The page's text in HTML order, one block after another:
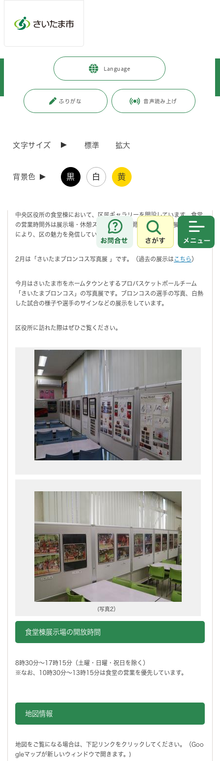
Language
ふりがな 音声読み上げ
文字サイズ 標準 拡大
背景色 黒 白 黄
お問合せ
さがす
中央区 区政情報 > 区政について
明るい区役所づくり
更新日付：2026年2月13日 / ページ番号：C128064
展」（令和8年2月）
2月は「さいたまブロンコス写真展 」です！
中央区役所の食堂棟において、区民ギャラリーを開設しています。食堂
の営業時間外は展示場・休憩スペースとして開放し、毎月の展示テーマ
により、区の魅力を発信しています。
2月は「さいたまブロンコス写真展 」です。（過去の展示は こちら ）
今月はさいたま市をホームタウンとするプロバスケットボールチーム
「さいたまブロンコス」の写真展です。ブロンコスの選手の写真、白熱
した試合の様子や選手のサインなどの展示をしています。
区役所に訪れた際はぜひご覧ください。
(写真2）
食堂棟展示場の開放時間
8時30分～17時15分（土曜・日曜・祝日を除く）
※なお、10時30分～13時15分は食堂の営業を優先しています。
地図情報
地図をご覧になる場合は、下記リンクをクリックしてください。（Goo
gleマップが新しいウィンドウで開きます。)